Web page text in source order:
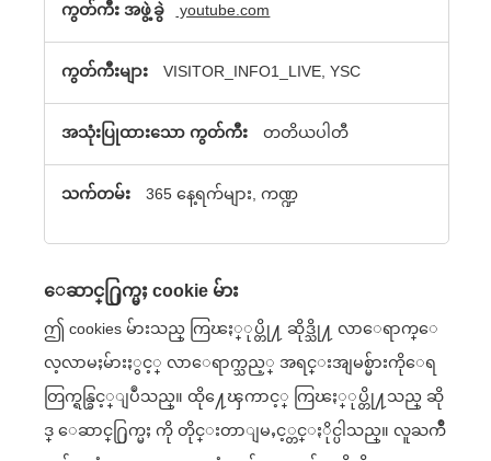
youtube.com
VISITOR_INFO1_LIVE, YSC
တတိယပါတီ
365 နေ့ရက်များ, ကဏ္ဍ
ေဆာင္႐ြက္မႈ cookie မ်ား
ဤ cookies မ်ားသည္ ကြၽႏ္ုပ္တို႔ ဆိုဒ္သို႔ လာေရာက္ေ
လ့လာမႈမ်ားႏွင့္ လာေရာက္သည့္ အရင္းအျမစ္မ်ားကိုေရ
တြက္ရန္ခြင့္ျပဳသည္။ ထို႔ေၾကာင့္ ကြၽႏ္ုပ္တို႔သည္ ဆို
ဒ္ ေဆာင္႐ြက္မႈ ကို တိုင္းတာျမႇင့္တင္ႏိုင္ပါသည္။ လူႀကိဳ